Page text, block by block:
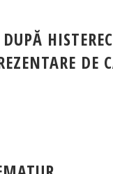
DE